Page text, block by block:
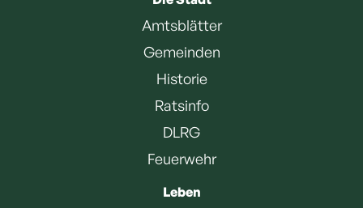
Amtsblätter
Gemeinden
Historie
Ratsinfo
DLRG
Feuerwehr
Leben